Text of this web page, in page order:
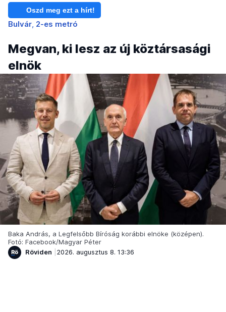
Oszd meg ezt a hírt!
Bulvár 2-es metró
Megvan, ki lesz az új köztársasági
elnök
Baka András, a Legfelsőbb Bíróság korábbi elnöke (középen).
Fotó: Facebook/Magyar Péter
Röviden
2026. augusztus 8. 13:36